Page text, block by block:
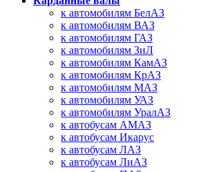
к автомобилям БелАЗ
к автомобилям ВАЗ
к автомобилям ГАЗ
к автомобилям ЗиЛ
к автомобилям КамАЗ
к автомобилям КрАЗ
к автомобилям МАЗ
к автомобилям УАЗ
к автомобилям УралАЗ
к автобусам АМАЗ
к автобусам Икарус
к автобусам ЛАЗ
к автобусам ЛиАЗ